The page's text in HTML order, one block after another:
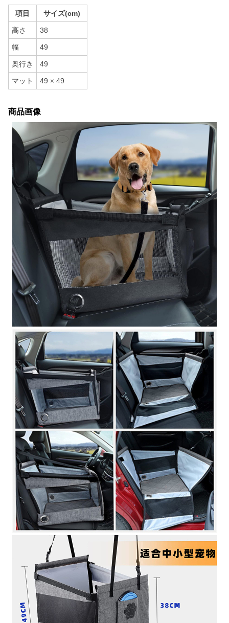
項目 サイズ(cm)
高さ 38
幅 49
奥行き 49
マット 49 × 49
商品画像